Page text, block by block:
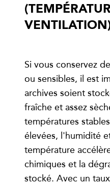
Si vous conservez
ou sensibles, il est
archives soient
fraîche et assez
températures
élevées, l'humidité
température
chimiques et la
stocké. Avec un